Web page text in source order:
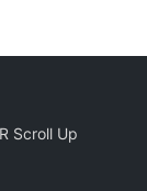
R Scroll Up